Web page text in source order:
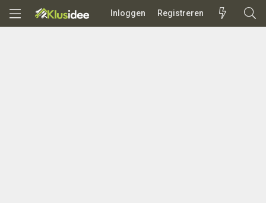
Inloggen Registreren